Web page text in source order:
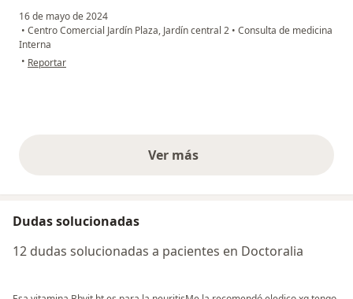
16 de mayo de 2024
• Centro Comercial Jardín Plaza, Jardín central 2 • Consulta de medicina
Interna
• en opinión del usuario Hernan Guerrero
Reportar
Ver másopiniones anteriores
Dudas solucionadas
12 dudas solucionadas a pacientes en Doctoralia